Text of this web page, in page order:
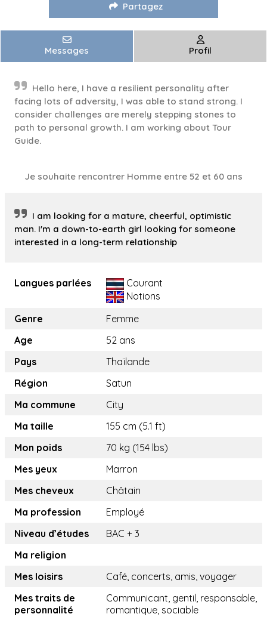
Partagez
Messages Profil
Hello here, I have a resilient personality after
facing lots of adversity, I was able to stand strong. I
consider challenges are merely stepping stones to
path to personal growth. I am working about Tour
Guide.
Je souhaite rencontrer Homme entre 52 et 60 ans
I am looking for a mature, cheerful, optimistic
man. I'm a down-to-earth girl looking for someone
interested in a long-term relationship
Langues parlées
Courant
Notions
Genre
Femme
Age
52 ans
Pays
Thaïlande
Région
Satun
Ma commune
City
Ma taille
155 cm (5.1 ft)
Mon poids
70 kg (154 lbs)
Mes yeux
Marron
Mes cheveux
Châtain
Ma profession
Employé
Niveau d’études
BAC + 3
Ma religion
Mes loisirs
Café, concerts, amis, voyager
Mes traits de
personnalité
Communicant, gentil, responsable,
romantique, sociable